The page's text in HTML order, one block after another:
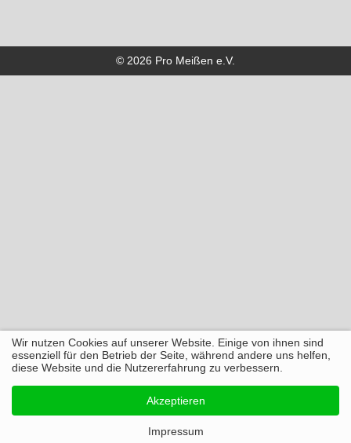
© 2026 Pro Meißen e.V.
Wir nutzen Cookies auf unserer Website. Einige von ihnen sind
essenziell für den Betrieb der Seite, während andere uns helfen,
diese Website und die Nutzererfahrung zu verbessern.
Akzeptieren
Impressum